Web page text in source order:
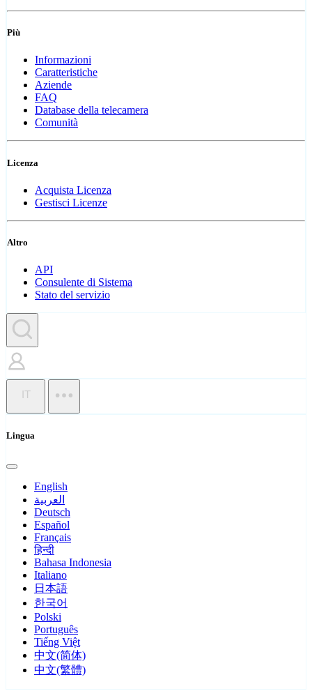
Più
Informazioni
Caratteristiche
Aziende
FAQ
Database della telecamera
Comunità
Licenza
Acquista Licenza
Gestisci Licenze
Altro
API
Consulente di Sistema
Stato del servizio
IT
Lingua
English
العربية
Deutsch
Español
Français
हिन्दी
Bahasa Indonesia
Italiano
日本語
한국어
Polski
Português
Tiếng Việt
中文(简体)
中文(繁體)